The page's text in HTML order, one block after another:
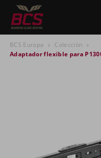
BCS Europa
Colección
Adaptador flexible para